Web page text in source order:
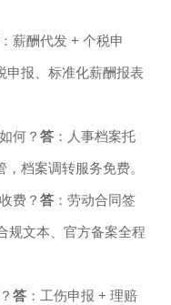
：薪酬代发 + 个税申
申报、标准化薪酬报表
何？ 答 ：人事档案托
档案调转服务免费。
费？ 答 ：劳动合同签
规文本、官方备案全程
答 ：工伤申报 + 理赔